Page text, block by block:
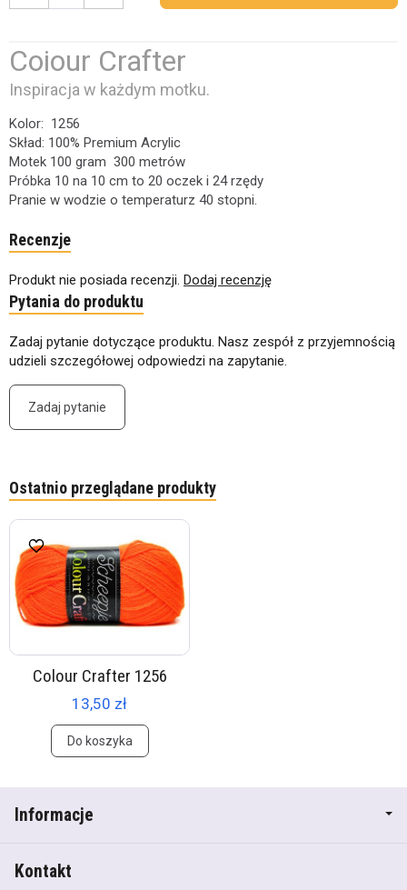
Coiour Crafter
Inspiracja w każdym motku.
Kolor: 1256
Skład: 100% Premium Acrylic
Motek 100 gram 300 metrów
Próbka 10 na 10 cm to 20 oczek i 24 rzędy
Pranie w wodzie o temperaturz 40 stopni.
Recenzje
Produkt nie posiada recenzji. Dodaj recenzję
Pytania do produktu
Zadaj pytanie dotyczące produktu. Nasz zespół z przyjemnością
udzieli szczegółowej odpowiedzi na zapytanie.
Zadaj pytanie
Ostatnio przeglądane produkty
Colour Crafter 1256
13,50 zł
Do koszyka
Informacje
Kontakt